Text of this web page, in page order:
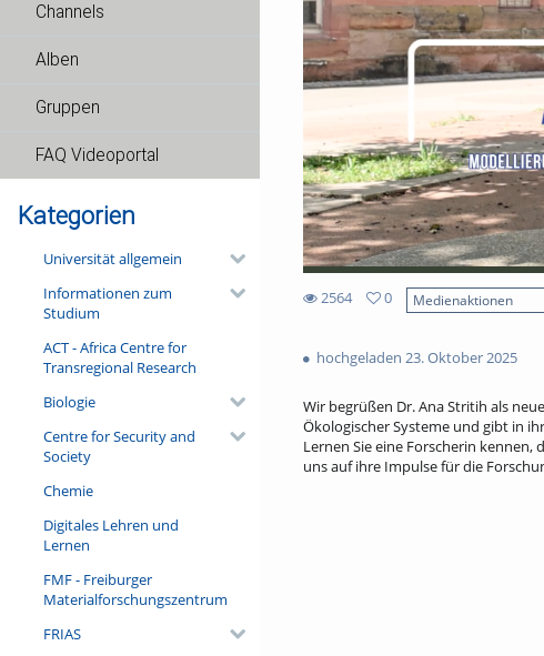
Channels
Alben
Gruppen
FAQ Videoportal
Kategorien
Universität allgemein
Informationen zum
Studium
ACT - Africa Centre for
Transregional Research
Biologie
Centre for Security and
Society
Chemie
Digitales Lehren und
Lernen
FMF - Freiburger
Materialforschungszentrum
FRIAS
2564
views
0
Medienaktionen
hochgeladen 23. Oktober 2025
Wir begrüßen Dr. Ana Stritih als
Ökologischer Systeme und gibt in
Lernen Sie eine Forscherin
uns auf ihre Impulse für die